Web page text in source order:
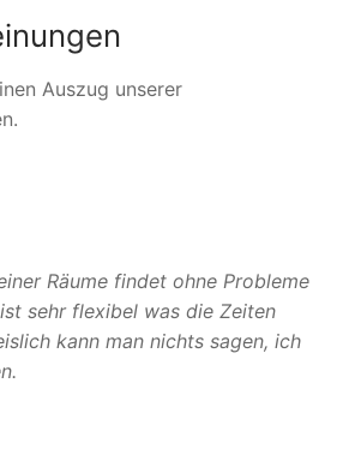
Auszug unserer
Räume findet ohne Probleme
sehr flexibel was die Zeiten
kann man nichts sagen, ich